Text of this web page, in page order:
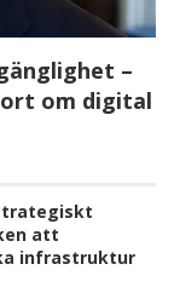
–
om digital
att
infrastruktur